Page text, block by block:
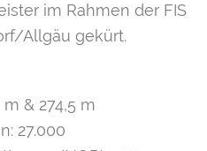
im Rahmen der FIS
Allgäu gekürt.
& 274,5 m
27.000